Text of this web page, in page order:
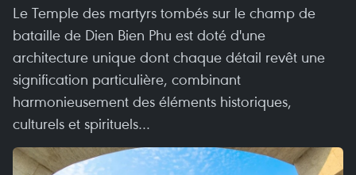
Le Temple des martyrs tombés sur le champ de
bataille de Dien Bien Phu est doté d'une
architecture unique dont chaque détail revêt une
signification particulière, combinant
harmonieusement des éléments historiques,
culturels et spirituels…